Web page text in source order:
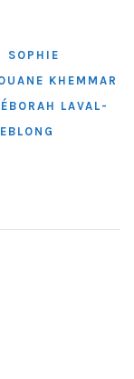
SOPHIE
KHEMMAR
LAVAL-